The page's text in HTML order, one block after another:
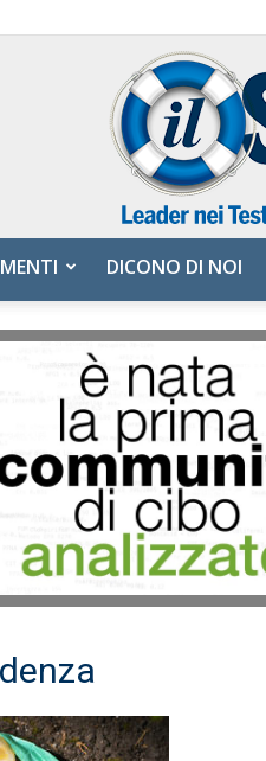
DICONO DI NOI